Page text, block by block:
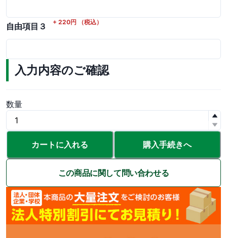
自由項目３ + 220円 （税込）
入力内容のご確認
数量
カートに入れる 購入手続きへ
この商品に関して問い合わせる